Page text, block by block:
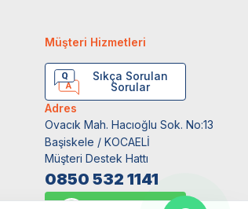
Müşteri Hizmetleri
Sıkça Sorulan
Sorular
Adres
Ovacık Mah. Hacıoğlu Sok. No:13
Başiskele / KOCAELİ
Müşteri Destek Hattı
0850 532 1141
WhatsApp Destek